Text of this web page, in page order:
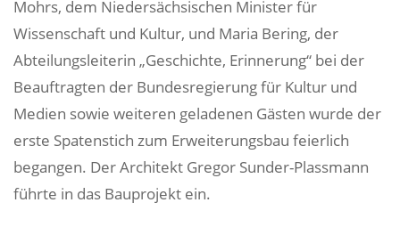
Mohrs, dem Niedersächsischen Minister für
Wissenschaft und Kultur, und Maria Bering, der
Abteilungsleiterin „Geschichte, Erinnerung“ bei der
Beauftragten der Bundesregierung für Kultur und
Medien sowie weiteren geladenen Gästen wurde der
erste Spatenstich zum Erweiterungsbau feierlich
begangen. Der Architekt Gregor Sunder-Plassmann
führte in das Bauprojekt ein.